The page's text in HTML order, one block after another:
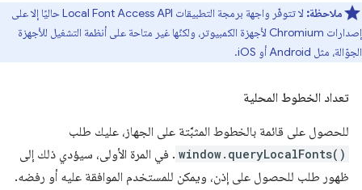
ملاحظة:
لا تتوفّر واجهة برمجة التطبيقات Local Font Access API حاليًا إلا على
إصدارات Chromium لأجهزة الكمبيوتر، ولكنّها غير متاحة على أنظمة التشغيل للأجهزة
الجوّالة، مثل Android أو iOS.
تعداد الخطوط المحلية
للحصول على قائمة بالخطوط المثبَّتة على الجهاز، عليك طلب
window.queryLocalFonts() . في المرة الأولى، سيؤدي ذلك إلى
ظهور طلب للحصول على إذن، ويمكن للمستخدم الموافقة عليه أو رفضه.